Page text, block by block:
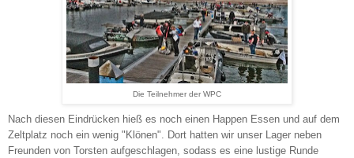
Die Teilnehmer der WPC
Nach diesen Eindrücken hieß es noch einen Happen Essen und auf dem
Zeltplatz noch ein wenig "Klönen". Dort hatten wir unser Lager neben
Freunden von Torsten aufgeschlagen, sodass es eine lustige Runde